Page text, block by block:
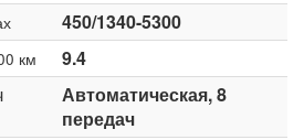
450/1340-5300
км
9.4
Автоматическая, 8
передач